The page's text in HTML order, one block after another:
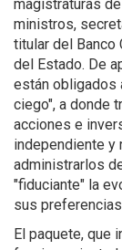
magistraturas
ministros,
titular del Banco
del Estado. De
están obligados
ciego", a donde
acciones e
independiente y
administrarlos
"fiduciante" la
sus
El paquete, que